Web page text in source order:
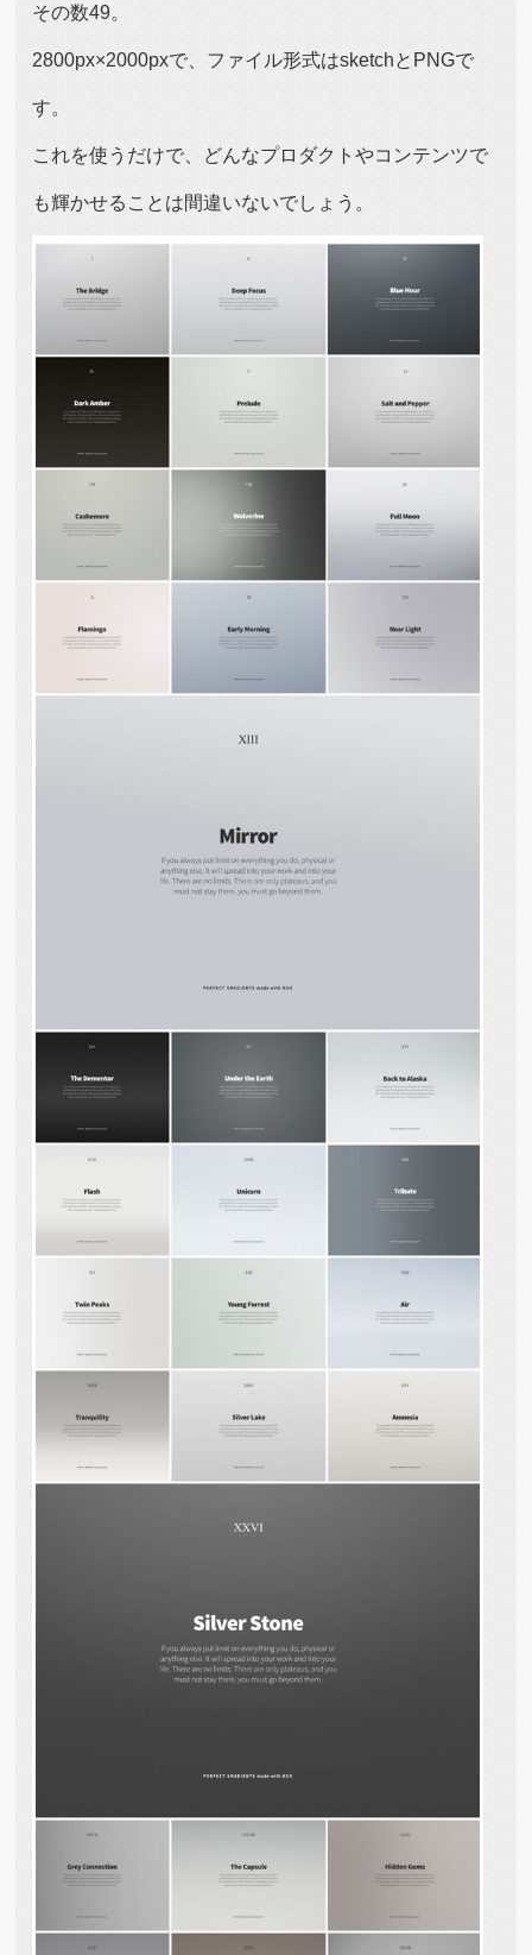
その数49。
2800px×2000pxで、ファイル形式はsketchとPNGで
す。
これを使うだけで、どんなプロダクトやコンテンツで
も輝かせることは間違いないでしょう。